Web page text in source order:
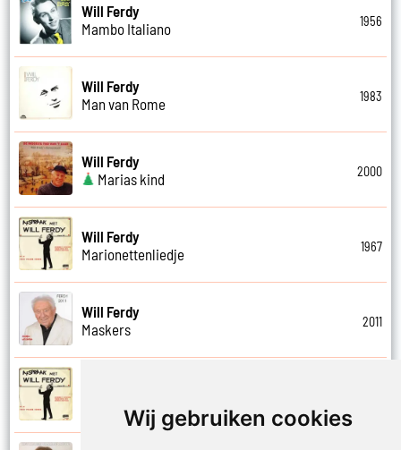
Wij gebruiken cookies
Will Ferdy
Mambo Italiano
1956
Will Ferdy
Man van Rome
1983
Will Ferdy
Marias kind
2000
Will Ferdy
Marionettenliedje
1967
Will Ferdy
Maskers
2011